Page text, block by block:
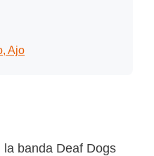
Ajo
banda Deaf Dogs